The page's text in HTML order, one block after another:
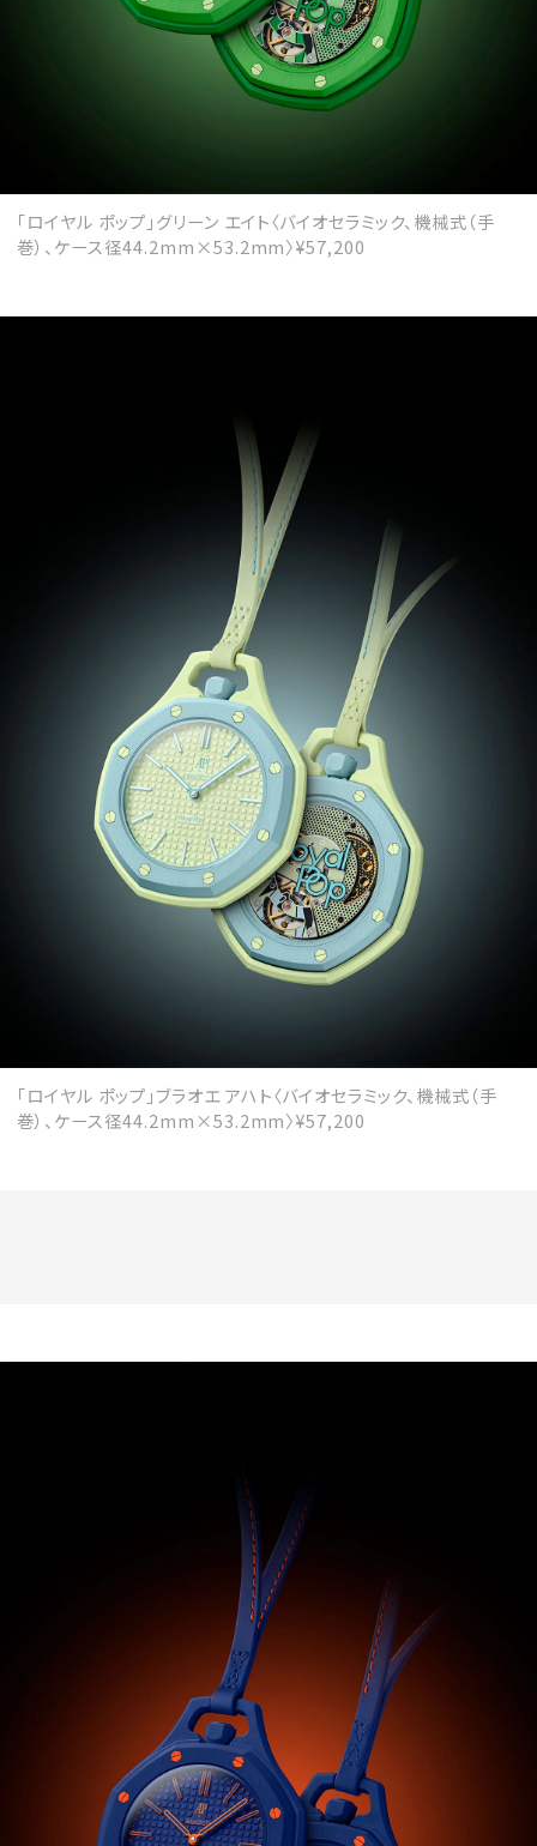
「ロイヤル ポップ」グリーン エイト〈バイオセラミック、機械式（手
巻）、ケース径44.2mm×53.2mm〉¥57,200
「ロイヤル ポップ」ブラオエ アハト〈バイオセラミック、機械式（手
巻）、ケース径44.2mm×53.2mm〉¥57,200